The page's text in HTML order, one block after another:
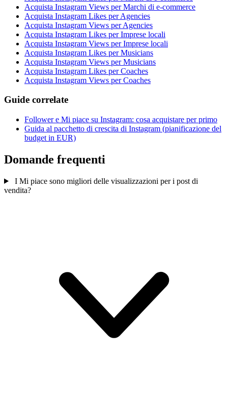
Acquista Instagram Views per Marchi di e-commerce
Acquista Instagram Likes per Agencies
Acquista Instagram Views per Agencies
Acquista Instagram Likes per Imprese locali
Acquista Instagram Views per Imprese locali
Acquista Instagram Likes per Musicians
Acquista Instagram Views per Musicians
Acquista Instagram Likes per Coaches
Acquista Instagram Views per Coaches
Guide correlate
Follower e Mi piace su Instagram: cosa acquistare per primo
Guida al pacchetto di crescita di Instagram (pianificazione del
budget in EUR)
Domande frequenti
I Mi piace sono migliori delle visualizzazioni per i post di
vendita?